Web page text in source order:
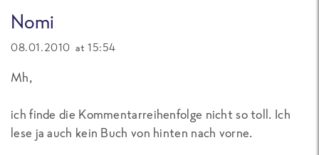
Nomi
08.01.2010 at 15:54
Mh,
ich finde die Kommentarreihenfolge nicht so toll. Ich
lese ja auch kein Buch von hinten nach vorne.